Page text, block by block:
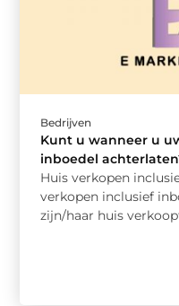
Bedrijven
Kunt u wanneer u
inboedel
Huis verkopen
verkopen inclusief
zijn/haar huis